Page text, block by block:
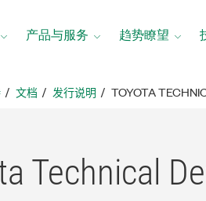
产品与服务 趋势瞭望
文档 发行说明 TOYOTA
Technical